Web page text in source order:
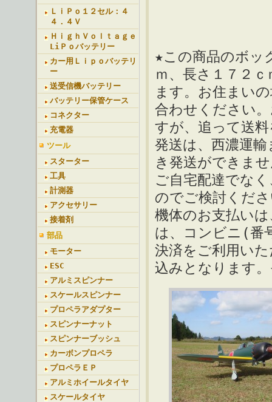
ＬｉＰｏ１２セル：４
４．４Ｖ
ＨｉｇｈＶｏｌｔａｇｅ
LiＰｏバッテリー
カー用Ｌｉｐｏバッテリ
ー
送受信機バッテリー
バッテリー保管ケース
コネクター
充電器
ツール
スターター
工具
計測器
アクセサリー
接着剤
部品
モーター
ESC
アルミスピンナー
スケールスピンナー
プロペラアダプター
スピンナーナット
スピンナーブッシュ
カーボンプロペラ
プロペラＥＰ
アルミホイールタイヤ
スケールタイヤ
★この商品のボッ
ｍ、長さ１７２
ます。お住まい
合わせください
すが、追って送
発送は、西濃運
き発送ができま
ご自宅配達でな
のでご検討くだ
機体のお支払い
は、コンビニ(番
決済をご利用い
込みとなります